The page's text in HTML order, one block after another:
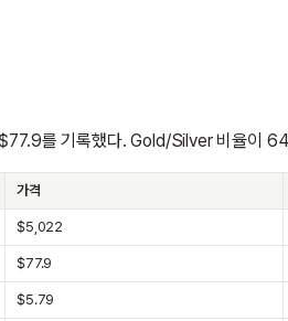
를 기록했다. Gold/Silver 비율이
가격
$5,022
$77.9
$5.79